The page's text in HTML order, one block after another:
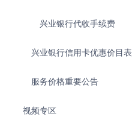
兴业银行代收手续费
兴业银行信用卡优惠价目表
服务价格重要公告
视频专区